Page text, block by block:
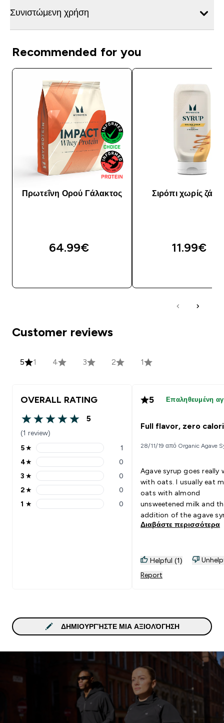
Συνιστώμενη χρήση
Recommended for you
Πρωτεΐνη Ορού Γάλακτος
64.99€‎
Σιρόπι χωρίς
11.99€‎
Customer reviews
5 1 4 3 2 1
OVERALL RATING
5 out of 5 stars
5
(1 review)
5 stars rating 1 reviews
5★ 1
4 stars rating 0 reviews
4★ 0
3 stars rating 0 reviews
3 ★ 0
2 stars rating 0 reviews
2★ 0
1 stars rating 0 reviews
1 ★ 0
5 Επαληθευμένη
Full flavor, zero
28/11/19 από Organic Agave
Agave syrup goes really
with oats. I usually eat
oats with almond
unsweetened milk and
addition of the agave
makes my breakfast a
Διαβάστε περισσότερα
Helpful (1)
Report
ΔΗΜΙΟΥΡΓΉΣΤΕ ΜΙΑ ΑΞΙΟΛΌΓΗΣΗ